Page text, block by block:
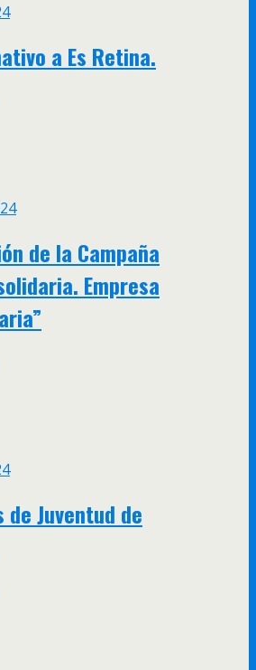
a Es Retina.
de la Campaña
Empresa
de Juventud de